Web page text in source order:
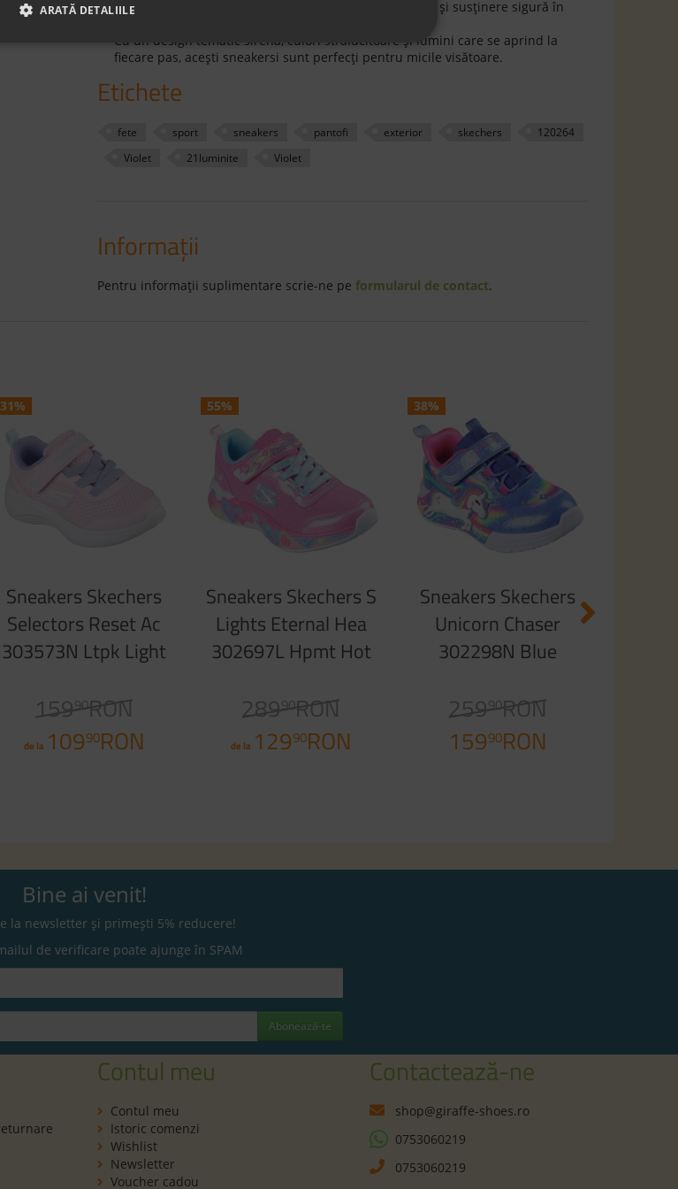
rapidă și o ajustare facilă, oferind copilului autonomie și susținere sigură în
Cu un design tematic sirenă, culori strălucitoare și lumini care se aprind la
fiecare pas, acești sneakersi sunt perfecți pentru micile visătoare.
Etichete
fete sport sneakers pantofi exterior skechers
120264
Violet
21luminite Violet
Informaţii
Pentru informaţii suplimentare scrie-ne pe formularul de contact.
31%
Sneakers Skechers
Selectors Reset Ac
303573N Ltpk Light
15990RON
de la 10990RON
55%
Sneakers Skechers S
Lights Eternal Hea
302697L Hpmt Hot
28990RON
de la 12990RON
38%
Sneakers Skechers
Unicorn Chaser
302298N Blue
25990RON
15990RON
Bine ai venit!
la newsletter și primești 5% reducere!
de verificare poate ajunge în SPAM
Abonează-te
Contul meu
Contul meu
Istoric comenzi
Wishlist
Newsletter
Voucher cadou
Contactează-ne
shop@giraffe-shoes.ro
0753060219
0753060219
ARATĂ DETALIILE